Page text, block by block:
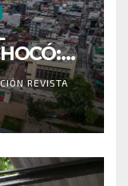
LA
REVISTA